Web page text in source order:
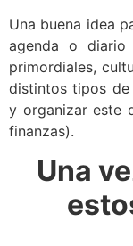
Una buena idea
agenda o
primordiales,
distintos tipos de
y organizar este
finanzas).
Una